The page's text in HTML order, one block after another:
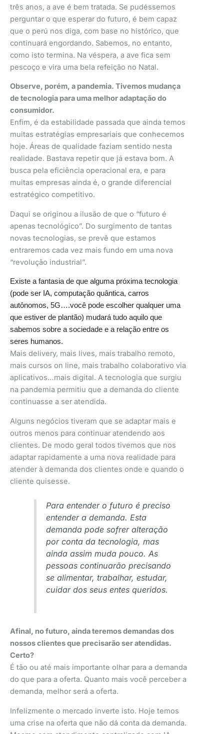
três anos, a ave é bem tratada. Se pudéssemos
perguntar o que esperar do futuro, é bem capaz
que o perú nos diga, com base no histórico, que
continuará engordando. Sabemos, no entanto,
como isto termina. Na véspera, a ave fica sem
pescoço e vira uma bela refeição no Natal.
Observe, porém, a pandemia. Tivemos mudança
de tecnologia para uma melhor adaptação do
consumidor.
Enfim, é da estabilidade passada que ainda temos
muitas estratégias empresariais que conhecemos
hoje. Áreas de qualidade faziam sentido nesta
realidade. Bastava repetir que já estava bom. A
busca pela eficiência operacional era, e para
muitas empresas ainda é, o grande diferencial
estratégico competitivo.
Daqui se originou a ilusão de que o “futuro é
apenas tecnológico”. Do surgimento de tantas
novas tecnologias, se prevê que estamos
entraremos cada vez mais fundo em uma nova
“revolução industrial”.
Existe a fantasia de que alguma próxima tecnologia
(pode ser IA, computação quântica, carros
autônomos, 5G….você pode escolher qualquer uma
que estiver de plantão) mudará tudo aquilo que
sabemos sobre a sociedade e a relação entre os
seres humanos.
Mais delivery, mais lives, mais trabalho remoto,
mais cursos on line, mais trabalho colaborativo via
aplicativos…mais digital. A tecnologia que surgiu
na pandemia permitiu que a demanda do cliente
continuasse a ser atendida.
Alguns negócios tiveram que se adaptar mais e
outros menos para continuar atendendo aos
clientes. De modo geral todos tivemos que nos
adaptar rapidamente a uma nova realidade para
atender à demanda dos clientes onde e quando o
cliente quisesse.
Para entender o futuro é preciso
entender a demanda. Esta
demanda pode sofrer alteração
por conta da tecnologia, mas
ainda assim muda pouco. As
pessoas continuarão precisando
se alimentar, trabalhar, estudar,
cuidar dos seus entes queridos.
Afinal, no futuro, ainda teremos demandas dos
nossos clientes que precisarão ser atendidas.
Certo?
É tão ou até mais importante olhar para a demanda
do que para a oferta. Quanto mais você perceber a
demanda, melhor será a oferta.
Infelizmente o mercado inverte isto. Hoje temos
uma crise na oferta que não dá conta da demanda.